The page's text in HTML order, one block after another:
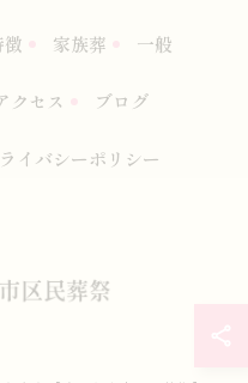
家族葬 一般
クセス ブログ
イバシーポリシー